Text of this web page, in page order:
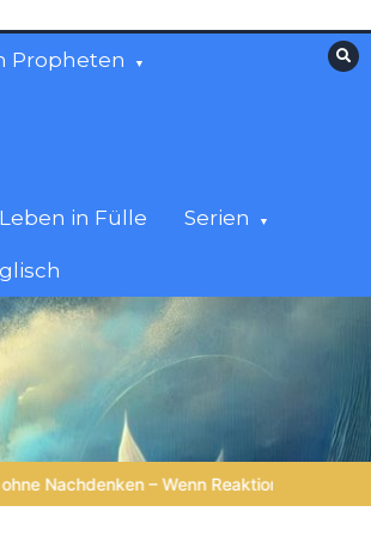
Propheten
Leben in Fülle Serien
Reflexion | 4.Serie: Die Weisheit im